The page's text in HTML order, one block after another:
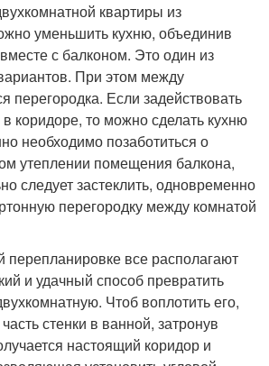
квартиры из
уменьшить кухню, объединив
с балконом. Это один из
При этом между
перегородка. Если задействовать
коридоре, то можно сделать кухню
необходимо позаботиться о
утеплении помещения балкона,
следует застеклить, одновременно
перегородку между комнатой
перепланировке все располагают
и удачный способ превратить
Чтоб воплотить его,
стенки в ванной, затронув
настоящий коридор и